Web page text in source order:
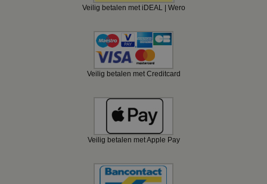
Veilig betalen met iDEAL | Wero
Veilig betalen met Creditcard
Veilig betalen met Apple Pay